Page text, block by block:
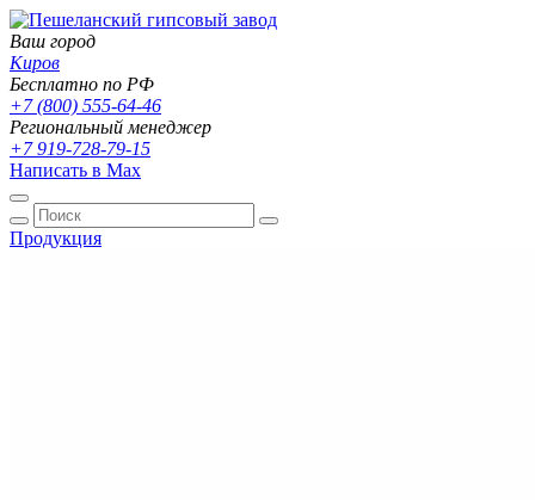
Ваш город
Киров
Бесплатно по РФ
+7 (800) 555-64-46
Региональный менеджер
+7 919-728-79-15
Написать в Max
Продукция